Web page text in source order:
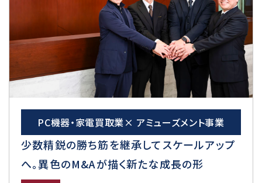
PC機器・家電買取業× アミューズメント事業
少数精鋭の勝ち筋を継承してスケールアップ
へ。異色のM&Aが描く新たな成長の形